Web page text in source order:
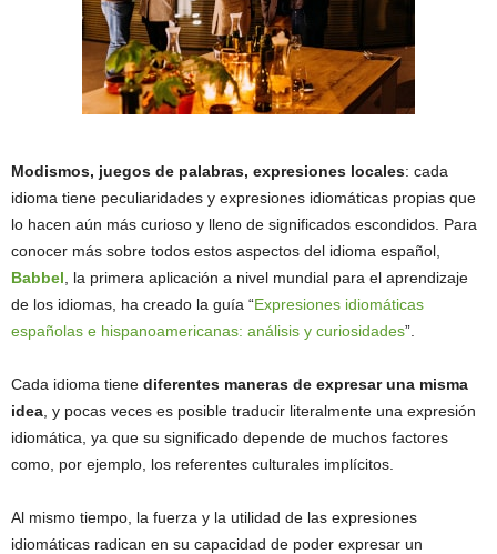
Modismos, juegos de palabras, expresiones locales: cada
idioma tiene peculiaridades y expresiones idiomáticas propias que
lo hacen aún más curioso y lleno de significados escondidos. Para
conocer más sobre todos estos aspectos del idioma español,
Babbel , la primera aplicación a nivel mundial para el aprendizaje
de los idiomas, ha creado la guía “Expresiones idiomáticas
españolas e hispanoamericanas: análisis y curiosidades”.
Cada idioma tiene diferentes maneras de expresar una misma
idea , y pocas veces es posible traducir literalmente una expresión
idiomática, ya que su significado depende de muchos factores
como, por ejemplo, los referentes culturales implícitos.
Al mismo tiempo, la fuerza y la utilidad de las expresiones
idiomáticas radican en su capacidad de poder expresar un